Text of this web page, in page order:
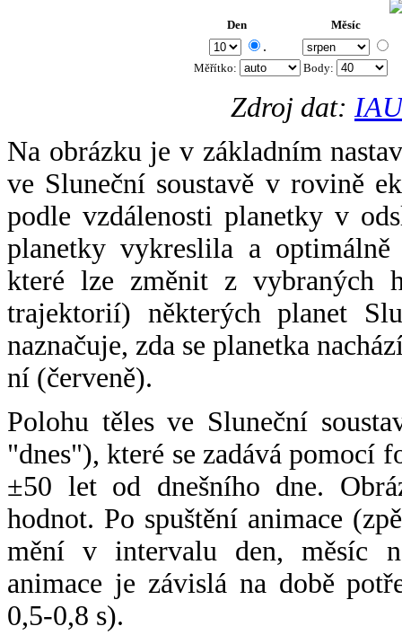
Den Měsíc
.
Měřítko: Body:
Zdroj dat:
Na obrázku je v základním
ve Sluneční soustavě v rovině
podle vzdálenosti planetky v
planetky vykreslila a
které lze změnit z vybraných
trajektorií) některých planet
naznačuje, zda se planetka
ní (červeně).
Polohu těles ve Sluneční
"dnes"), které se zadává pomocí
±50 let od dnešního dne.
hodnot. Po spuštění animace
mění v intervalu den, měsíc
animace je závislá na době
0,5-0,8 s).